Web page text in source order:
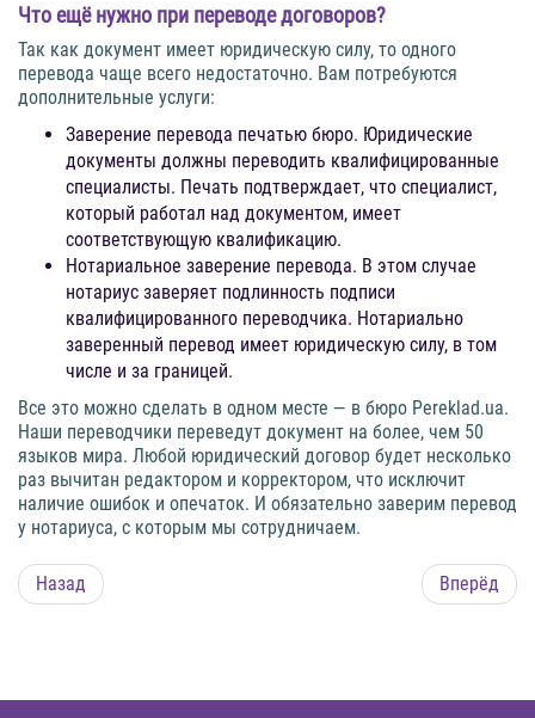
Что ещё нужно при переводе договоров?
Так как документ имеет юридическую силу, то одного
перевода чаще всего недостаточно. Вам потребуются
дополнительные услуги:
Заверение перевода печатью бюро. Юридические
документы должны переводить квалифицированные
специалисты. Печать подтверждает, что специалист,
который работал над документом, имеет
соответствующую квалификацию.
Нотариальное заверение перевода. В этом случае
нотариус заверяет подлинность подписи
квалифицированного переводчика. Нотариально
заверенный перевод имеет юридическую силу, в том
числе и за границей.
Все это можно сделать в одном месте — в бюро Pereklad.ua.
Наши переводчики переведут документ на более, чем 50
языков мира. Любой юридический договор будет несколько
раз вычитан редактором и корректором, что исключит
наличие ошибок и опечаток. И обязательно заверим перевод
у нотариуса, с которым мы сотрудничаем.
Назад Вперёд